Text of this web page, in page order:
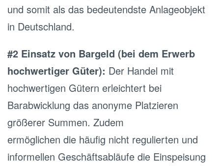
und somit als das bedeutendste Anlageobjekt
in Deutschland.
#2 Einsatz von Bargeld (bei dem Erwerb
hochwertiger Güter): Der Handel mit
hochwertigen Gütern erleichtert bei
Barabwicklung das anonyme Platzieren
größerer Summen. Zudem
ermöglichen die häufig nicht regulierten und
informellen Geschäftsabläufe die Einspeisung